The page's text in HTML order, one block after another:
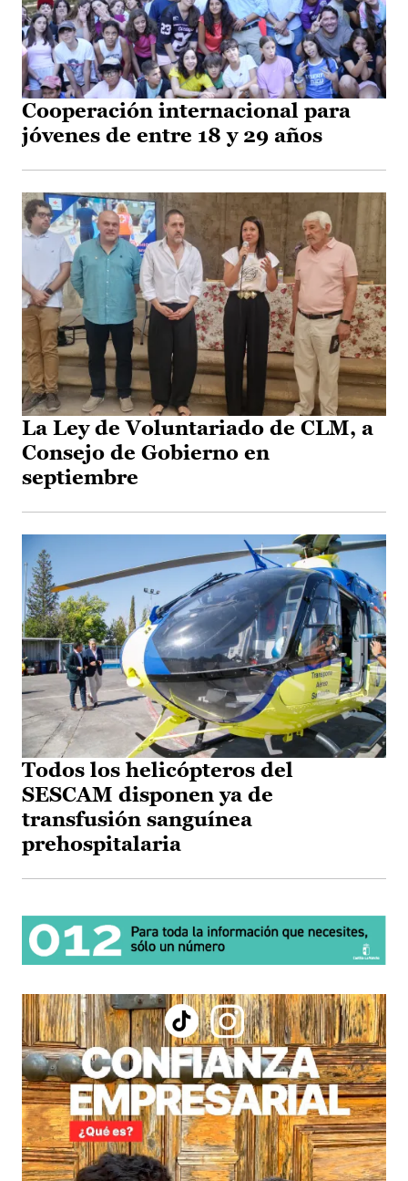
Cooperación internacional para
jóvenes de entre 18 y 29 años
La Ley de Voluntariado de CLM, a
Consejo de Gobierno en
septiembre
Todos los helicópteros del
SESCAM disponen ya de
transfusión sanguínea
prehospitalaria